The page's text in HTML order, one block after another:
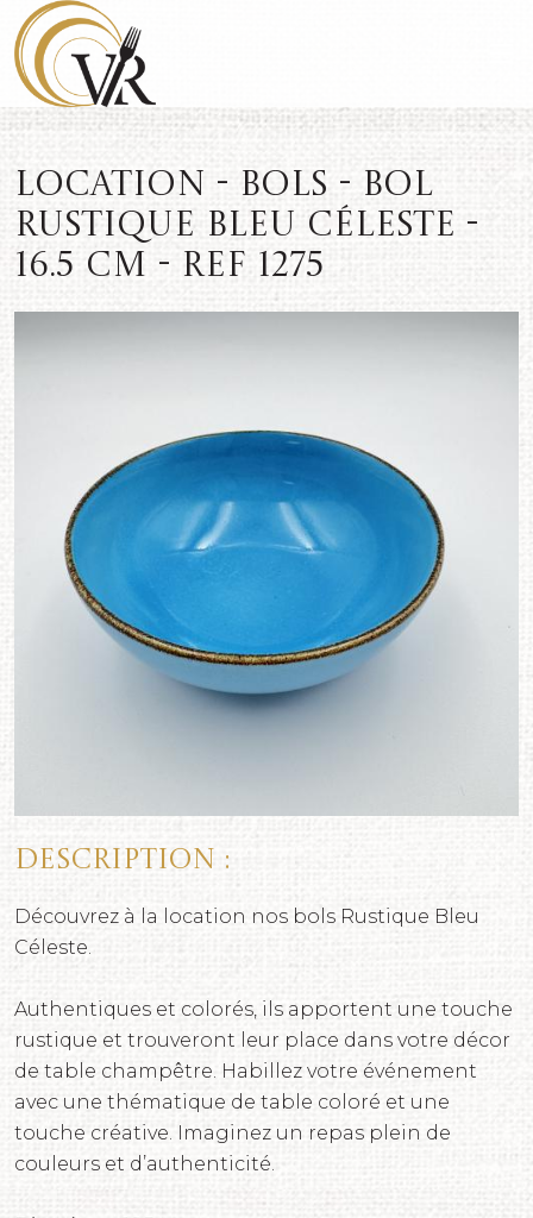
Location - Bols - Bol
rustique Bleu Céleste -
16.5 cm - REF 1275
Description :
Découvrez à la location nos bols Rustique Bleu
Céleste.
Authentiques et colorés, ils apportent une touche
rustique et trouveront leur place dans votre décor
de table champêtre. Habillez votre événement
avec une thématique de table coloré et une
touche créative. Imaginez un repas plein de
couleurs et d’authenticité.